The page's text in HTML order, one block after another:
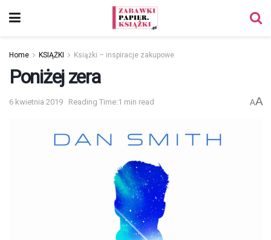
Home KSIĄŻKI Książki – inspiracje zakupowe
Poniżej zera
6 kwietnia 2019 Reading Time:1 min read AA